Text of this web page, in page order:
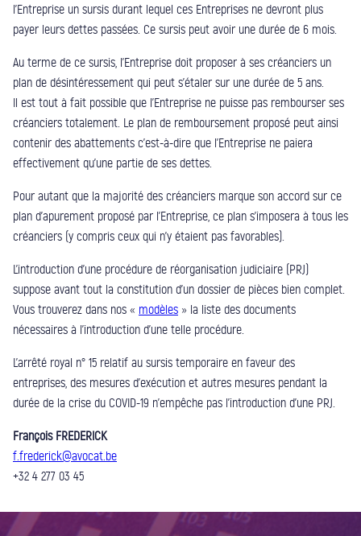
l’Entreprise un sursis durant lequel ces Entreprises ne devront plus
payer leurs dettes passées. Ce sursis peut avoir une durée de 6 mois.
Au terme de ce sursis, l’Entreprise doit proposer à ses créanciers un
plan de désintéressement qui peut s’étaler sur une durée de 5 ans.
Il est tout à fait possible que l’Entreprise ne puisse pas rembourser ses
créanciers totalement. Le plan de remboursement proposé peut ainsi
contenir des abattements c’est-à-dire que l’Entreprise ne paiera
effectivement qu’une partie de ses dettes.
Pour autant que la majorité des créanciers marque son accord sur ce
plan d’apurement proposé par l’Entreprise, ce plan s’imposera à tous les
créanciers (y compris ceux qui n’y étaient pas favorables).
L’introduction d’une procédure de réorganisation judiciaire (PRJ)
suppose avant tout la constitution d’un dossier de pièces bien complet.
Vous trouverez dans nos « modèles » la liste des documents
nécessaires à l’introduction d’une telle procédure.
L’arrêté royal n° 15 relatif au sursis temporaire en faveur des
entreprises, des mesures d’exécution et autres mesures pendant la
durée de la crise du COVID-19 n’empêche pas l’introduction d’une PRJ.
François FREDERICK
f.frederick@avocat.be
+32 4 277 03 45